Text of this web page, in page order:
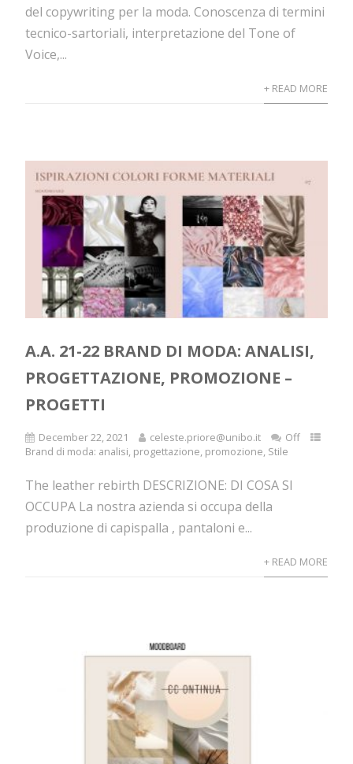
del copywriting per la moda. Conoscenza di termini
tecnico-sartoriali, interpretazione del Tone of
Voice,...
+ READ MORE
A.A. 21-22 BRAND DI MODA: ANALISI,
PROGETTAZIONE, PROMOZIONE –
PROGETTI
December 22, 2021 celeste.priore@unibo.it
Off
Brand di moda: analisi, progettazione, promozione, Stile
The leather rebirth DESCRIZIONE: DI COSA SI
OCCUPA La nostra azienda si occupa della
produzione di capispalla , pantaloni e...
+ READ MORE